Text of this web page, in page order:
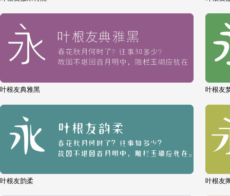
叶根友典雅黑 叶根友
叶根友韵柔 叶根友